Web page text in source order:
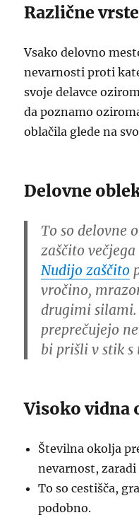
Različne
Vsako delovno
nevarnosti proti
svoje delavce
da poznamo
oblačila glede na
Delovne
To so delovne
zaščito
Nudijo zaščito
vročino,
drugimi
preprečujejo
bi prišli v stik s
Visoko vidna
Številna okolja
nevarnost,
To so cestišča,
podobno.